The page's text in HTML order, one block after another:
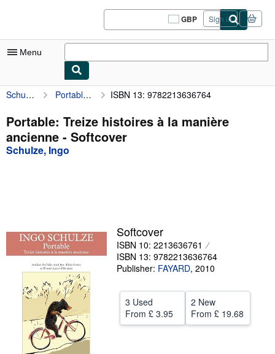
GBP
Site
shopping
Sign in
Menu
My Account
My Purchases
Sign Off
Advanced Search
Textbooks
Sellers
Start Selling
Schulze, Ingo Portable: Treize histoires à la manière ancienne ISBN 13: 9782213636764
Portable: Treize histoires à la manière
ancienne - Softcover
Schulze, Ingo
Softcover
ISBN 10: 2213636761
ISBN 13: 9782213636764
Publisher: FAYARD, 2010
3 Used
From £ 3.95
2 New
From £ 19.68